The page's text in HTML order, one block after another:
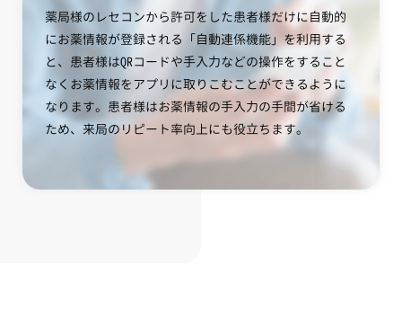
薬局様のレセコンから許可をした患者様だけに自動的
にお薬情報が登録される「自動連係機能」を利用する
と、患者様はQRコードや手入力などの操作をすること
なくお薬情報をアプリに取りこむことができるように
なります。患者様はお薬情報の手入力の手間が省ける
ため、来局のリピート率向上にも役立ちます。